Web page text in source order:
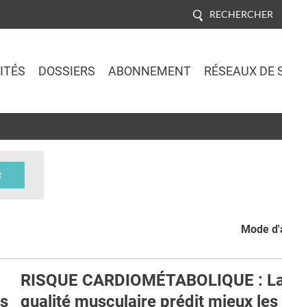
RECHERCHER
DOSSIERS ABONNEMENT RÉSEAUX DE
Mode
RISQUE CARDIOMÉTABOLIQUE :
qualité musculaire prédit mieux les